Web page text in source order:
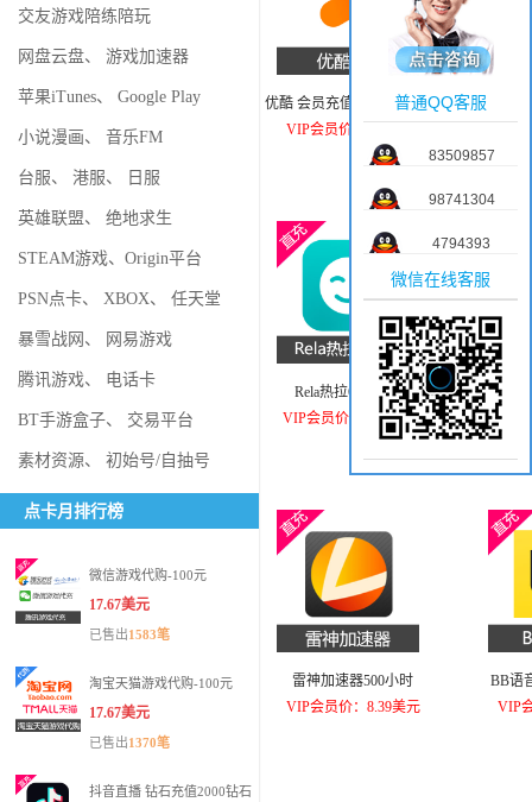
交友游戏陪练陪玩
网盘云盘、 游戏加速器
苹果iTunes、 Google Play
小说漫画、 音乐FM
台服、 港服、 日服
英雄联盟、 绝地求生
STEAM游戏、 Origin平台
PSN点卡、 XBOX、 任天堂
暴雪战网 、 网易游戏
腾讯游戏、 电话卡
BT手游盒子、 交易平台
素材资源、 初始号/自抽号
点卡月排行榜
微信游戏代购-100元
17.67美元
已售出1583笔
淘宝天猫游戏代购-100元
17.67美元
已售出1370笔
抖音直播 钻石充值2000钻石
优酷 会员充值1个月VIP会员
VIP会员价：5.86美元
Rela热拉686软妹豆
VIP会员价：16.31美元
bilibili
VIP
雷神加速器500小时
VIP会员价：8.39美元
BB语
VIP
普通QQ客服
83509857
98741304
4794393
微信在线客服